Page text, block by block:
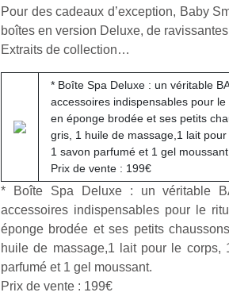
Pour des cadeaux d’exception, Baby
boîtes en version Deluxe, de
Extraits de collection…
* Boîte Spa Deluxe : un véritable
accessoires indispensables pour
en éponge brodée et ses petits
gris, 1 huile de massage,1 lait
1 savon parfumé et 1 gel
Prix de vente : 199€
* Boîte Spa Deluxe : un véritable
accessoires indispensables pour le
éponge brodée et ses petits
huile de massage,1 lait pour le corps,
parfumé et 1 gel moussant.
Prix de vente : 199€
NextGen,
une
nouvelle
trottinette
mécanique
Beeper
Les
Des
trampolines
pour les
grands et
les petits !
Durant les
vacances
estivales